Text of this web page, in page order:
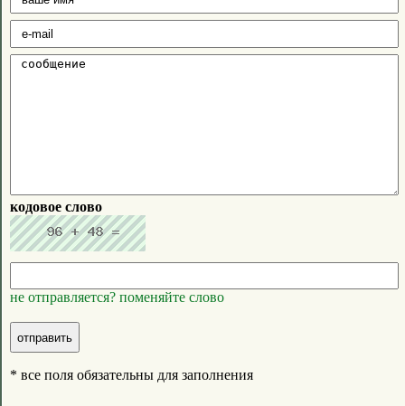
кодовое слово
не отправляется? поменяйте слово
* все поля обязательны для заполнения